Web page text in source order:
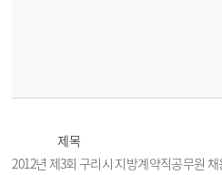
제목
2012년 제3회 구리시 지방계약직공무원 채